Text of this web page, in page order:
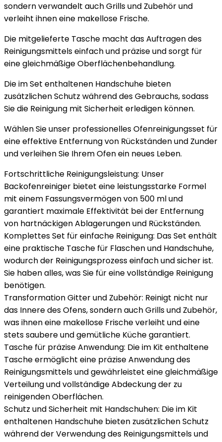
sondern verwandelt auch Grills und Zubehör und
verleiht ihnen eine makellose Frische.
Die mitgelieferte Tasche macht das Auftragen des
Reinigungsmittels einfach und präzise und sorgt für
eine gleichmäßige Oberflächenbehandlung.
Die im Set enthaltenen Handschuhe bieten
zusätzlichen Schutz während des Gebrauchs, sodass
Sie die Reinigung mit Sicherheit erledigen können.
Wählen Sie unser professionelles Ofenreinigungsset für
eine effektive Entfernung von Rückständen und Zunder
und verleihen Sie Ihrem Ofen ein neues Leben.
Fortschrittliche Reinigungsleistung: Unser
Backofenreiniger bietet eine leistungsstarke Formel
mit einem Fassungsvermögen von 500 ml und
garantiert maximale Effektivität bei der Entfernung
von hartnäckigen Ablagerungen und Rückständen.
Komplettes Set für einfache Reinigung: Das Set enthält
eine praktische Tasche für Flaschen und Handschuhe,
wodurch der Reinigungsprozess einfach und sicher ist.
Sie haben alles, was Sie für eine vollständige Reinigung
benötigen.
Transformation Gitter und Zubehör: Reinigt nicht nur
das Innere des Ofens, sondern auch Grills und Zubehör,
was ihnen eine makellose Frische verleiht und eine
stets saubere und gemütliche Küche garantiert.
Tasche für präzise Anwendung: Die im Kit enthaltene
Tasche ermöglicht eine präzise Anwendung des
Reinigungsmittels und gewährleistet eine gleichmäßige
Verteilung und vollständige Abdeckung der zu
reinigenden Oberflächen.
Schutz und Sicherheit mit Handschuhen: Die im Kit
enthaltenen Handschuhe bieten zusätzlichen Schutz
während der Verwendung des Reinigungsmittels und